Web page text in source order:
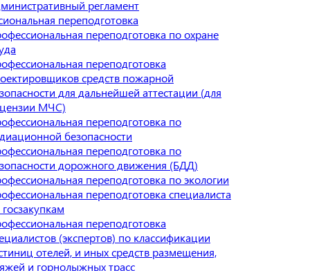
регламент
переподготовка
переподготовка по охране
переподготовка
средств пожарной
для дальнейшей аттестации (для
МЧС)
переподготовка по
безопасности
переподготовка по
дорожного движения (БДД)
переподготовка по экологии
переподготовка специалиста
переподготовка
(экспертов) по классификации
отелей, и иных средств размещения,
и горнолыжных трасс